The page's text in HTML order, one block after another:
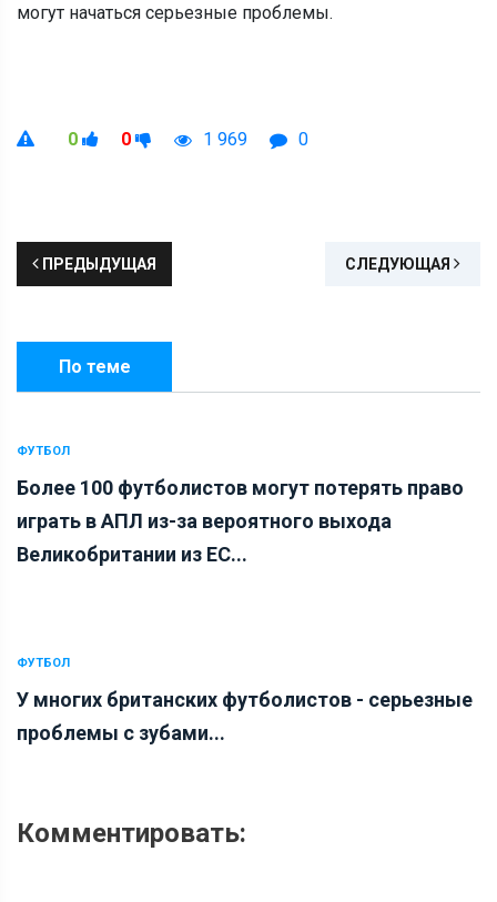
могут начаться серьезные проблемы.
0 0 1 969 0
ПРЕДЫДУЩАЯ СЛЕДУЮЩАЯ
По теме
ФУТБОЛ
Более 100 футболистов могут потерять право
играть в АПЛ из-за вероятного выхода
Великобритании из ЕС...
ФУТБОЛ
У многих британских футболистов - серьезные
проблемы с зубами...
Комментировать: